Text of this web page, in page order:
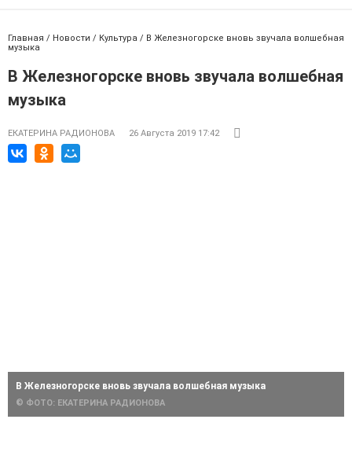
Главная / Новости / Культура / В Железногорске вновь звучала волшебная
музыка
В Железногорске вновь звучала волшебная
музыка
ЕКАТЕРИНА РАДИОНОВА 26 Августа 2019 17:42
В Железногорске вновь звучала волшебная музыка
© ФОТО: ЕКАТЕРИНА РАДИОНОВА